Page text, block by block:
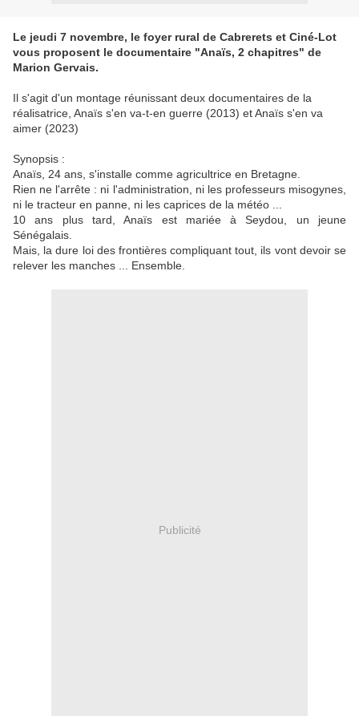
Le jeudi 7 novembre, le foyer rural de Cabrerets et Ciné-Lot
vous proposent le documentaire "Anaïs, 2 chapitres" de
Marion Gervais.
Il s'agit d'un montage réunissant deux documentaires de la
réalisatrice, Anaïs s'en va-t-en guerre (2013) et Anaïs s'en va
aimer (2023)
Synopsis :
Anaïs, 24 ans, s'installe comme agricultrice en Bretagne.
Rien ne l'arrête : ni l'administration, ni les professeurs misogynes,
ni le tracteur en panne, ni les caprices de la météo ...
10 ans plus tard, Anaïs est mariée à Seydou, un jeune
Sénégalais.
Mais, la dure loi des frontières compliquant tout, ils vont devoir se
relever les manches ... Ensemble.
Publicité